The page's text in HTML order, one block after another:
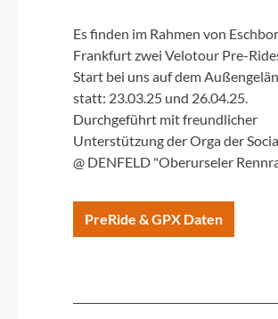
Es finden im Rahmen von
Frankfurt zwei Velotour Pre-
Start bei uns auf dem
statt: 23.03.25 und 26.04.25.
Durchgeführt mit freundlicher
Unterstützung der Orga der
@ DENFELD "Oberurseler
PreRide & GPX Daten